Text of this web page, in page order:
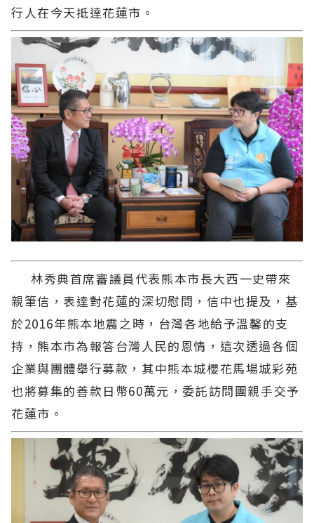
行人在今天抵達花蓮市。
林秀典首席審議員代表熊本市長大西一史帶來
親筆信，表達對花蓮的深切慰問，信中也提及，基
於2016年熊本地震之時，台灣各地給予溫馨的支
持，熊本市為報答台灣人民的恩情，這次透過各個
企業與團體舉行募款，其中熊本城櫻花馬場城彩苑
也將募集的善款日幣60萬元，委託訪問團親手交予
花蓮市。